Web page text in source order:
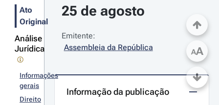
Ato
Original
Análise
Jurídica
Informações
gerais
Direito
25 de agosto
Emitente:
Assembleia da República
Informação da publicação
AA